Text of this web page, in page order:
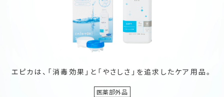
エピカは、「消毒効果」と「やさしさ」を追求したケア用品。
医薬部外品